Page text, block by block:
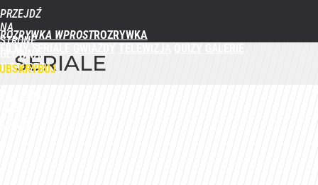
PRZEJDŹ
NA
STRONĘ
GŁÓWNĄ
WPROST.PL
ROZRYWKA WPROST
SERIALE